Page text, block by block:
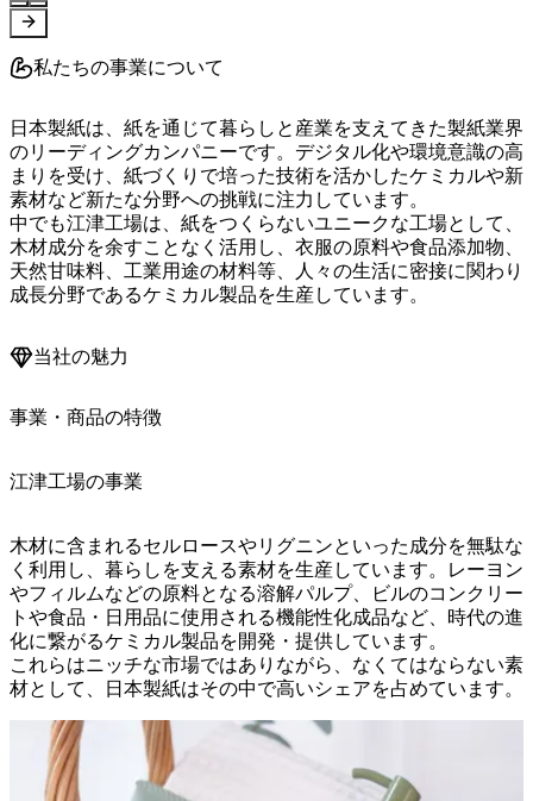
私たちの事業について
日本製紙は、紙を通じて暮らしと産業を支えてきた製紙業界
のリーディングカンパニーです。デジタル化や環境意識の高
まりを受け、紙づくりで培った技術を活かしたケミカルや新
素材など新たな分野への挑戦に注力しています。
中でも江津工場は、紙をつくらないユニークな工場として、
木材成分を余すことなく活用し、衣服の原料や食品添加物、
天然甘味料、工業用途の材料等、人々の生活に密接に関わり
当社の魅力
事業・商品の特徴
江津工場の事業
木材に含まれるセルロースやリグニンといった成分を無駄な
く利用し、暮らしを支える素材を生産しています。レーヨン
やフィルムなどの原料となる溶解パルプ、ビルのコンクリー
トや食品・日用品に使用される機能性化成品など、時代の進
化に繋がるケミカル製品を開発・提供しています。
これらはニッチな市場ではありながら、なくてはならない素
材として、日本製紙はその中で高いシェアを占めています。